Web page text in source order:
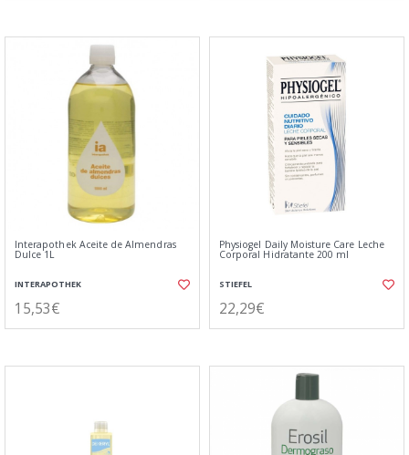
Interapothek Aceite de Almendras
Dulce 1L
INTERAPOTHEK
15,53€
Physiogel Daily Moisture Care Leche
Corporal Hidratante 200 ml
STIEFEL
22,29€